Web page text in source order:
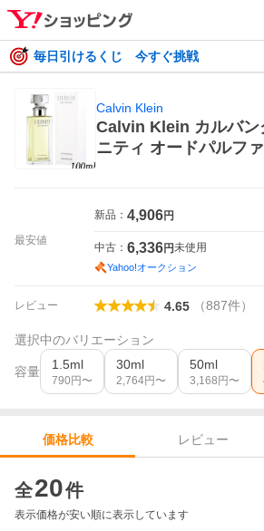
毎日引けるくじ 今すぐ挑戦
Calvin Klein
Calvin Klein カルバン
ニティ オードパルフ
最安値
新品： 4,906円
中古： 6,336円未使用
Yahoo!オークション
レビュー 4.65 （887件）
選択中のバリエーション
容量 1.5ml
790 円〜
30ml
2,764円〜
50ml
3,168 円〜
価格比較 レビュー
全20件
表示価格が安い順に表示しています